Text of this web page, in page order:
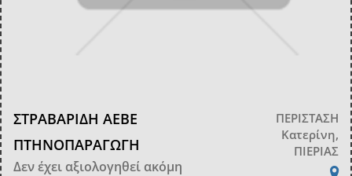
ΣΤΡΑΒΑΡΙΔΗ ΑΕΒΕ
ΠΤΗΝΟΠΑΡΑΓΩΓΗ
Δεν έχει αξιολογηθεί ακόμη
ΠΕΡΙΣΤΑΣΗ
Κατερίνη,
ΠΙΕΡΙΑΣ